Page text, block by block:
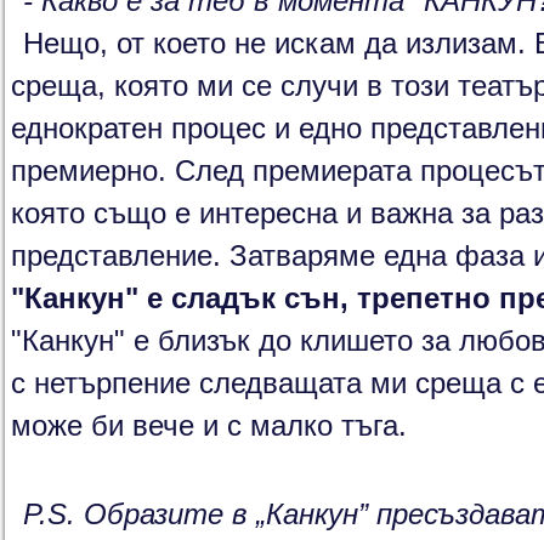
Нещо, от което не искам да излизам.
среща, която ми се случи в този
еднократен процес и едно
премиерно. След премиерата
която също е интересна и важна за
представление. Затваряме една фаза
"Канкун" е сладък сън, трепетно
"Канкун" е близък до клишето за
с нетърпение следващата ми среща с
може би вече и с малко тъга.
P.S. Образите в „Канкун”